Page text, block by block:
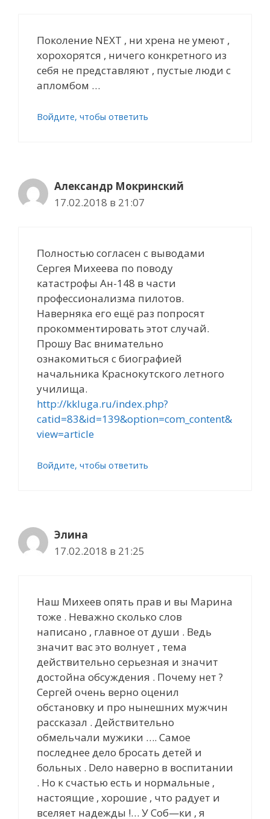
Поколение NEXT , ни хрена не умеют ,
хорохорятся , ничего конкретного из
себя не представляют , пустые люди с
апломбом …
Войдите, чтобы ответить
Александр Мокринский
17.02.2018 в 21:07
Полностью согласен с выводами
Сергея Михеева по поводу
катастрофы Ан-148 в части
профессионализма пилотов.
Наверняка его ещё раз попросят
прокомментировать этот случай.
Прошу Вас внимательно
ознакомиться с биографией
начальника Краснокутского летного
училища.
http://kkluga.ru/index.php?
catid=83&id=139&option=com_content&
view=article
Войдите, чтобы ответить
Элина
17.02.2018 в 21:25
Наш Михеев опять прав и вы Марина
тоже . Неважно сколько слов
написано , главное от души . Ведь
значит вас это волнует , тема
действительно серьезная и значит
достойна обсуждения . Почему нет ?
Сергей очень верно оценил
обстановку и про нынешних мужчин
рассказал . Действительно
обмельчали мужики …. Самое
последнее дело бросать детей и
больных . Dело наверно в воспитании
. Но к счастью есть и нормальные ,
настоящие , хорошие , что радует и
вселяет надежды !… У Соб—ки , я